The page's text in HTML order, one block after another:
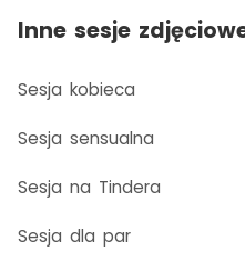
Inne sesje
Sesja kobieca
Sesja sensualna
Sesja na Tindera
Sesja dla par